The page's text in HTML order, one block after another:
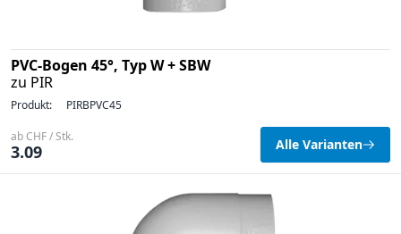
PVC-Bogen 45°, Typ W + SBW
zu PIR
Produkt: PIRBPVC45
ab CHF / Stk.
3.09 Alle Varianten